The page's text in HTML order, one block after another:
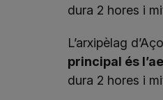
dura 2 hores i
L’arxipèlag
principal és
dura 2 hores i